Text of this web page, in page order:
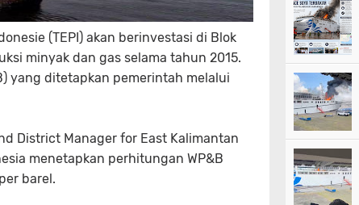
(TEPI) akan berinvestasi di Blok
minyak dan gas selama tahun 2015.
yang ditetapkan pemerintah melalui
District Manager for East Kalimantan
menetapkan perhitungan WP&B
barel.